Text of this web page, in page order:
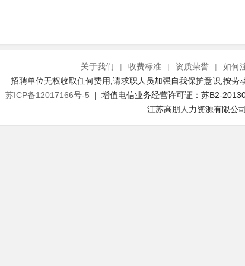
关于我们 | 收费标准 | 资质荣誉 | 如何
招聘单位无权收取任何费用,请求职人员加强自我保护意识,按
苏ICP备12017166号-5 | 增值电信业务经营许可证：苏B2-
江苏高朋人力资源有限公